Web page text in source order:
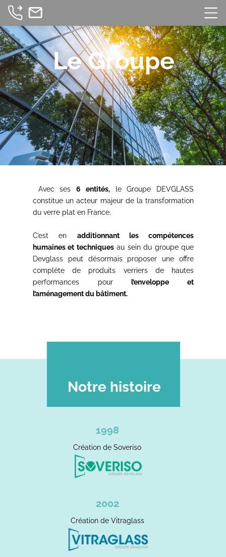
Le Groupe
Avec ses6 entités,le Groupe DEVGLASS
constitue un acteur majeur de la transformation
du verre plat en France.
C’est en additionnant les compétences
humaines et techniquesau sein du groupe que
Devglass peut désormais proposer une offre
complète de produits verriers de hautes
performances pour l’enveloppe et
l’aménagement du bâtiment.
Notre histoire
1998
Création de Soveriso
2002
Création de Vitraglass
mail_outline